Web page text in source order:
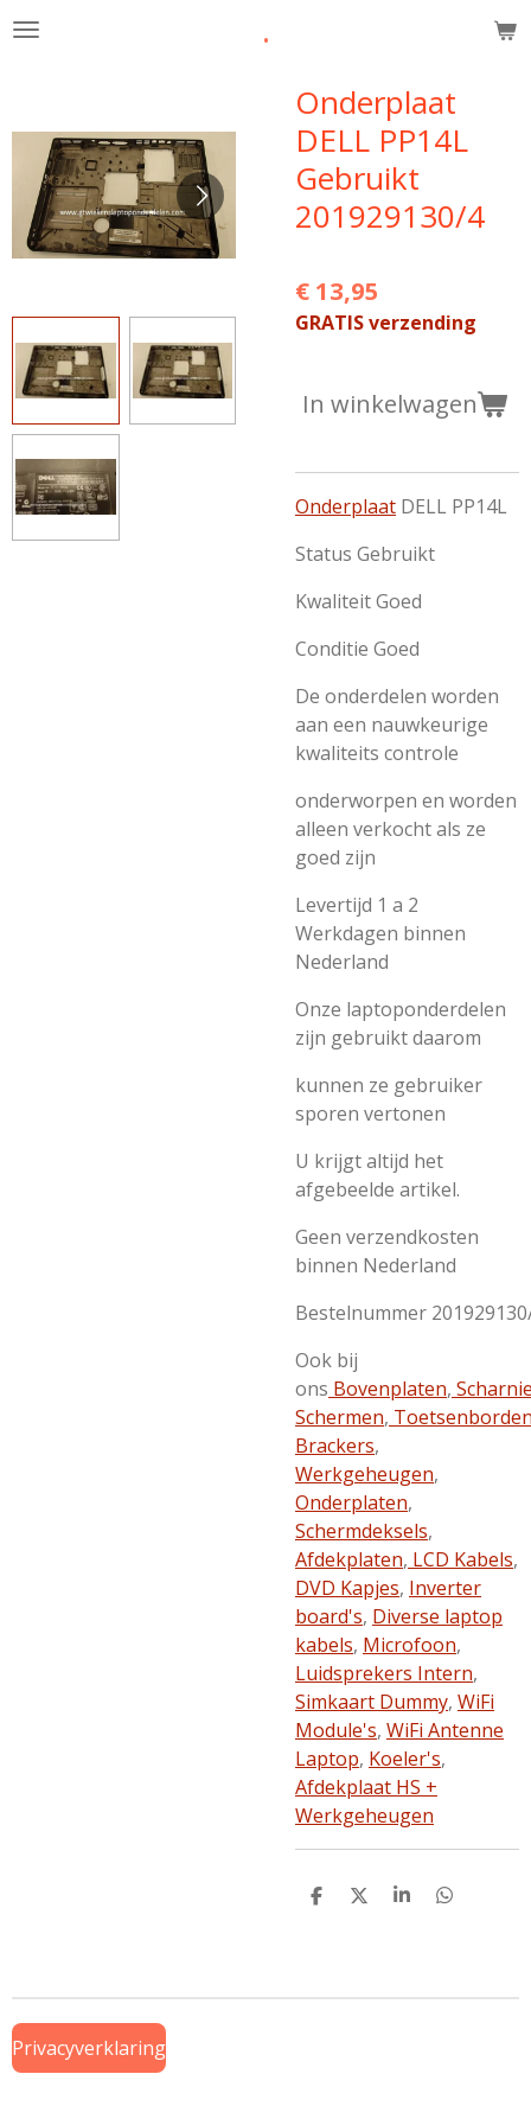
Ga
hoofdinhoud
.
Onderplaat
DELL PP14L
Gebruikt
201929130/4
€ 13,95
GRATIS verzending
In winkelwagen
Onderplaat DELL PP14L
Status Gebruikt
Kwaliteit Goed
Conditie Goed
De onderdelen worden
aan een nauwkeurige
kwaliteits controle
onderworpen en worden
alleen verkocht als ze
goed zijn
Levertijd 1 a 2
Werkdagen binnen
Nederland
Onze laptoponderdelen
zijn gebruikt daarom
kunnen ze gebruiker
sporen vertonen
U krijgt altijd het
afgebeelde artikel.
Geen verzendkosten
binnen Nederland
Bestelnummer
Ook bij
ons Bovenplaten,
Schermen,
Brackers,
Werkgeheugen,
Onderplaten,
Schermdeksels,
Afdekplaten, LCD Kabels,
DVD Kapjes, Inverter
board's, Diverse laptop
kabels, Microfoon,
Luidsprekers Intern,
Simkaart Dummy, WiFi
Module's, WiFi Antenne
Laptop, Koeler's,
Afdekplaat HS +
Werkgeheugen
D
D
S
D
Privacyverklaring